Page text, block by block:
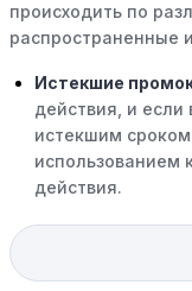
происходить по
распространенные
Истекшие
действия, и
истекшим
использованием
действия.
Уже со скидкой:
вас товар может
магазины